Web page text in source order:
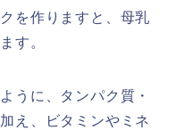
を作りますと、母乳
す。
うに、タンパク質・
え、ビタミンやミネ